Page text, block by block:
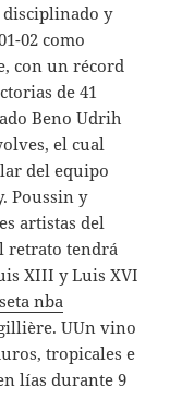
y
02 como
con un récord
de 41
Beno Udrih
el cual
del equipo
Poussin y
artistas del
retrato tendrá
XIII y Luis XVI
nba
UUn vino
tropicales e
lías durante 9